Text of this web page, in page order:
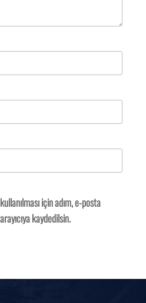
için adım, e-posta
kaydedilsin.